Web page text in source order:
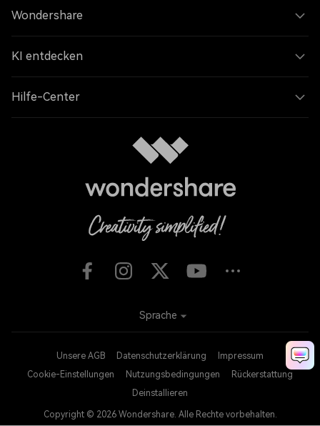
Wondershare
KI entdecken
Hilfe-Center
Unsere AGB Datenschutzerklärung
Impressum
Cookie-Einstellungen
Nutzungsbedingungen
Rückerstattung
Deinstallieren
Copyright © 2026 Wondershare. Alle Rechte vorbehalten.
Sprache